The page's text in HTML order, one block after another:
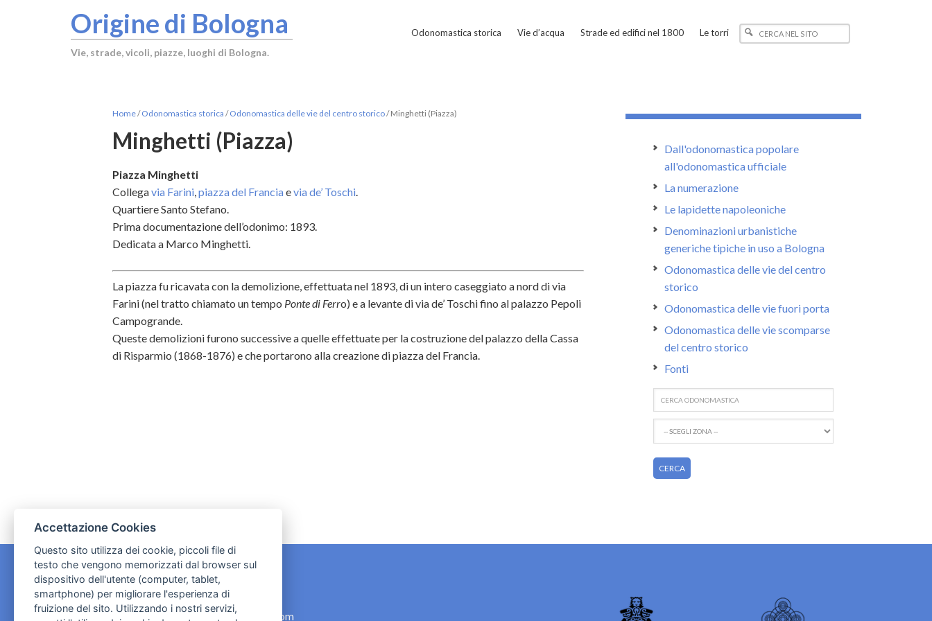
Origine di Bologna
Vie, strade, vicoli, piazze, luoghi di Bologna.
Odonomastica storica Vie d’acqua Strade ed edifici nel 1800 Le torri
Home/ Odonomastica storica / Odonomastica delle vie del centro storico/Minghetti (Piazza)
Minghetti (Piazza)
Piazza Minghetti
Collegavia Farini,piazza del Franciaevia de’ Toschi.
Quartiere Santo Stefano.
Prima documentazione dell’odonimo: 1893.
Dedicata a Marco Minghetti.
La piazza fu ricavata con la demolizione, effettuata nel 1893, di un intero caseggiato a nord di via
Farini (nel tratto chiamato un tempo Ponte di Ferro) e a levante di via de’ Toschi fino al palazzo Pepoli
Campogrande.
Queste demolizioni furono successive a quelle effettuate per la costruzione del palazzo della Cassa
di Risparmio (1868-1876) e che portarono alla creazione di piazza del Francia.
Dall'odonomastica popolare
all'odonomastica ufficiale
La numerazione
Le lapidette napoleoniche
Denominazioni urbanistiche
generiche tipiche in uso a Bologna
Odonomastica delle vie del centro
storico
Odonomastica delle vie fuori porta
Odonomastica delle vie scomparse
del centro storico
Fonti
CONTATTI
contact.originebologna@gmail.com
Accettazione Cookies
Questo sito utilizza dei cookie, piccoli file di
testo che vengono memorizzati dal browser sul
dispositivo dell'utente (computer, tablet,
smartphone) per migliorare l'esperienza di
fruizione del sito. Utilizzando i nostri servizi,